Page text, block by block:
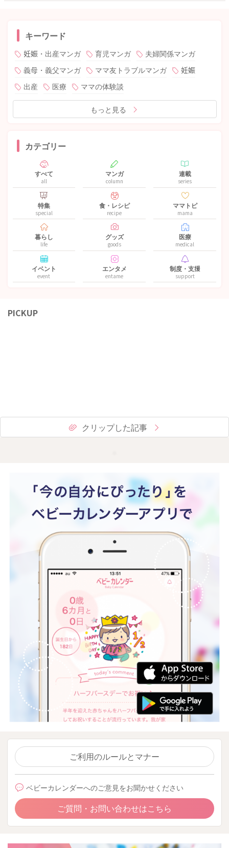
キーワード
妊娠・出産マンガ 育児マンガ
夫婦関係マンガ
義母・義父マンガ
ママ友トラブルマンガ
妊娠
出産
医療 ママの体験談
もっと見る
カテゴリー
すべて
all
マンガ
column
連載
series
特集
special
食・レシピ
recipe
ママトピ
mama
暮らし
life
グッズ
goods
医療
medical
イベント
event
エンタメ
entame
制度・支援
support
PICKUP
クリップした記事
ご利用のルールとマナー
ベビーカレンダーへのご意見をお聞かせください
ご質問・お問い合わせはこちら